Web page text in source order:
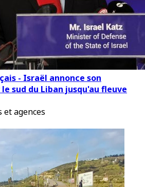
- Israël annonce son
sud du Liban jusqu'au fleuve
et agences